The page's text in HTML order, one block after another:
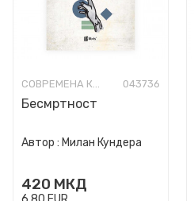
СОВРЕМЕНА КНИЖЕВНОСТ 043736
Бесмртност
Автор : Милан Кундера
420 МКД